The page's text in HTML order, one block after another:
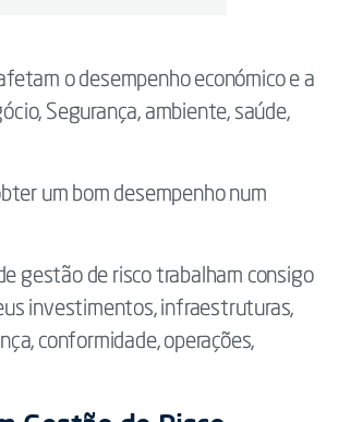
o desempenho económico e a
Segurança, ambiente, saúde,
um bom desempenho num
gestão de risco trabalham consigo
investimentos, infraestruturas,
conformidade, operações,